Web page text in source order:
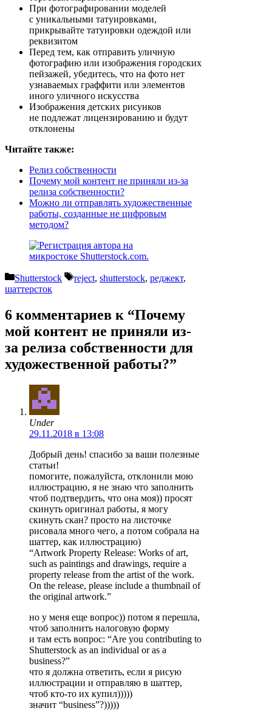
При фотографировании моделей
с уникальными татуировками,
прикрывайте татуировки одеждой или
реквизитом
Перед тем, как отправить уличную
фотографию или изображения городских
пейзажей, убедитесь, что на фото нет
узнаваемых граффити или элементов
иного уличного искусства
Изображения детских рисунков
не подлежат лицензированию и будут
отклонены
Читайте также:
Релиз собственности
Почему мой контент не приняли из-за
релиза собственности?
Можно ли отправлять художественные
работы, созданные не цифровым
методом?
Рубрики
Shutterstock Метки
reject, shutterstock, реджект,
шаттерсток
6 комментариев к “Почему
мой контент не приняли из-
за релиза собственности для
художественной работы?”
Under
29.11.2018 в 13:08
Добрый день! спасибо за ваши полезные
статьи!
помогите, пожалуйста, отклонили мою
иллюстрацию, я не знаю что заполнить
чтоб подтвердить, что она моя)) просят
скинуть оригинал работы, я могу
скинуть скан? просто на листочке
рисовала много чего, а потом собрала на
шаттер, как иллюстрацию)
“Artwork Property Release: Works of art,
such as paintings and drawings, require a
property release from the artist of the work.
On the release, please include a thumbnail of
the original artwork.”
но у меня еще вопрос)) потом я перешла,
чтоб заполнить налоговую форму
и там есть вопрос: “Are you contributing to
Shutterstock as an individual or as a
business?”
что я должна ответить, если я рисую
иллюстрации и отправляю в шаттер,
чтоб кто-то их купил)))))
значит “business”?)))))